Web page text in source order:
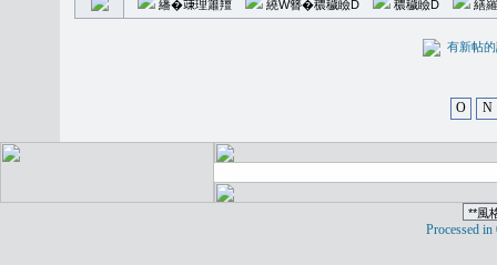
繙�𥪕理簫羶 繞W簪�穠穢瞼D 穠穢瞼D 繕
有新
O N
Processed